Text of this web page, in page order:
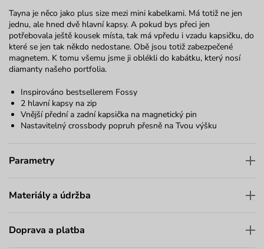
Tayna je něco jako plus size mezi mini kabelkami. Má totiž ne jen
jednu, ale hned dvě hlavní kapsy. A pokud bys přeci jen
potřebovala ještě kousek místa, tak má vpředu i vzadu kapsičku, do
které se jen tak někdo nedostane. Obě jsou totiž zabezpečené
magnetem. K tomu všemu jsme ji oblékli do kabátku, který nosí
diamanty našeho portfolia.
Inspirováno bestsellerem Fossy
2 hlavní kapsy na zip
Vnější přední a zadní kapsička na magnetický pin
Nastavitelný crossbody popruh přesně na Tvou výšku
Parametry
Materiály a údržba
Doprava a platba